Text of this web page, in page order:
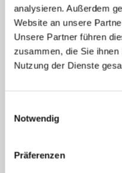
analysieren. Außerdem
Website an unsere
Unsere Partner führen
zusammen, die Sie
Nutzung der Dienste
Notwendig
Präferenzen